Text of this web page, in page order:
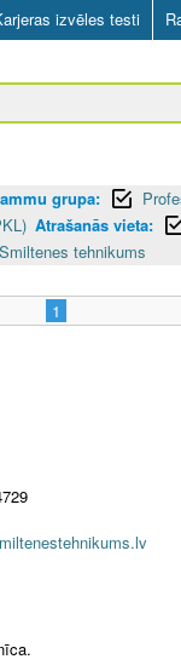
izvēles testi
grupa:
Atrašanās vieta:
Smiltenes tehnikums
1